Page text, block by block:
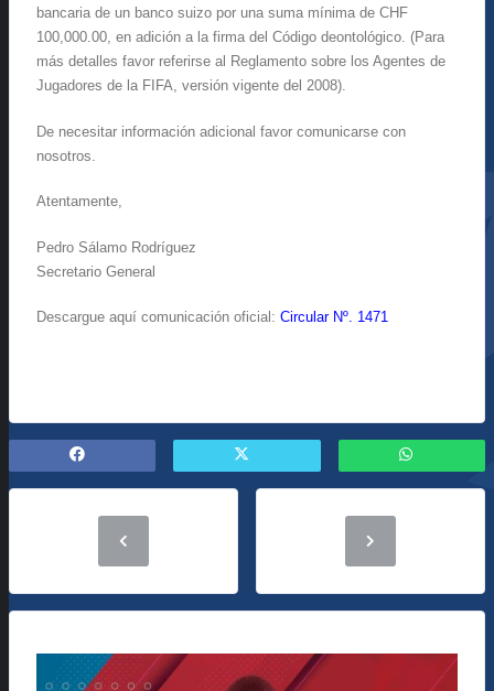
bancaria de un banco suizo por una suma mínima de CHF
100,000.00, en adición a la firma del Código deontológico. (Para
más detalles favor referirse al Reglamento sobre los Agentes de
Jugadores de la FIFA, versión vigente del 2008).
De necesitar información adicional favor comunicarse con
nosotros.
Atentamente,
Pedro Sálamo Rodríguez
Secretario General
Descargue aquí comunicación oficial: Circular Nº. 1471